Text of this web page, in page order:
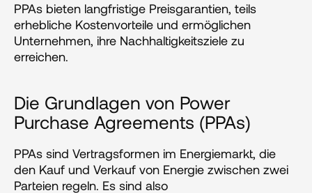
PPAs bieten langfristige Preisgarantien, teils
erhebliche Kostenvorteile und ermöglichen
Unternehmen, ihre Nachhaltigkeitsziele zu
erreichen.
Die Grundlagen von Power
Purchase Agreements (PPAs)
PPAs sind Vertragsformen im Energiemarkt, die
den Kauf und Verkauf von Energie zwischen zwei